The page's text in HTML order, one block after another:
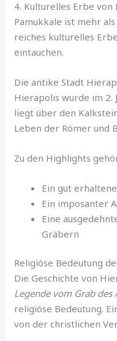
4. Kulturelles Erbe von
Pamukkale ist mehr
reiches kulturelles
eintauchen.
Die antike Stadt
Hierapolis wurde im 2.
liegt über den
Leben der Römer und
Zu den Highlights
Ein gut
Ein imposanter
Eine
Gräbern
Religiöse Bedeutung
Die Geschichte von
Legende vom Grab des
religiöse Bedeutung.
von der christlichen